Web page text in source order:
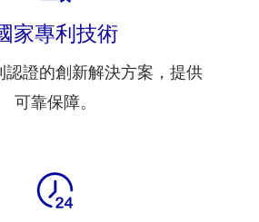
家專利技術
認證的創新解決方案，提供
可靠保障。